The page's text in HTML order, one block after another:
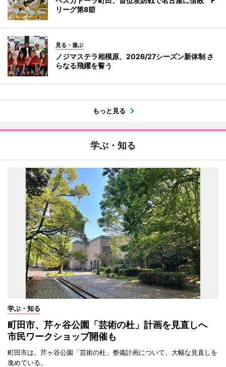
リーグ第8節
見る・遊ぶ
ノジマステラ相模原、2026/27シーズン新体制 さ
らなる飛躍を誓う
もっと見る
学ぶ・知る
学ぶ・知る
町田市、芹ヶ谷公園「芸術の杜」計画を見直しへ
市民ワークショップ開催も
町田市は、芹ヶ谷公園「芸術の杜」整備計画について、大幅な見直しを
進めている。